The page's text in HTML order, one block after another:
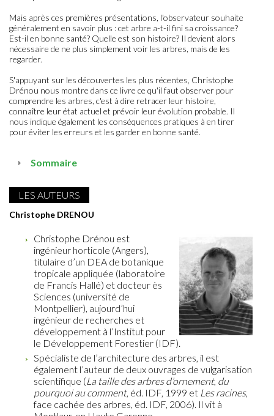
Mais après ces premières présentations, l'observateur souhaite
généralement en savoir plus : cet arbre a-t-il fini sa croissance?
Est-il en bonne santé? Quelle est son histoire? Il devient alors
nécessaire de ne plus simplement voir les arbres, mais de les
regarder.
S'appuyant sur les découvertes les plus récentes, Christophe
Drénou nous montre dans ce livre ce qu'il faut observer pour
comprendre les arbres, c'est à dire retracer leur histoire,
connaître leur état actuel et prévoir leur évolution probable. Il
nous indique également les conséquences pratiques à en tirer
pour éviter les erreurs et les garder en bonne santé.
Sommaire
LES AUTEURS
Christophe DRENOU
Christophe Drénou est
ingénieur horticole (Angers),
titulaire d’un DEA de botanique
tropicale appliquée (laboratoire
de Francis Hallé) et docteur ès
Sciences (université de
Montpellier), aujourd’hui
ingénieur de recherches et
développement à l’Institut pour
le Développement Forestier (IDF).
Spécialiste de l’architecture des arbres, il est
également l’auteur de deux ouvrages de vulgarisation
scientifique (La taille des arbres d’ornement, du
pourquoi au comment, éd. IDF, 1999 et Les racines,
face cachée des arbres, éd. IDF, 2006). Il vit à